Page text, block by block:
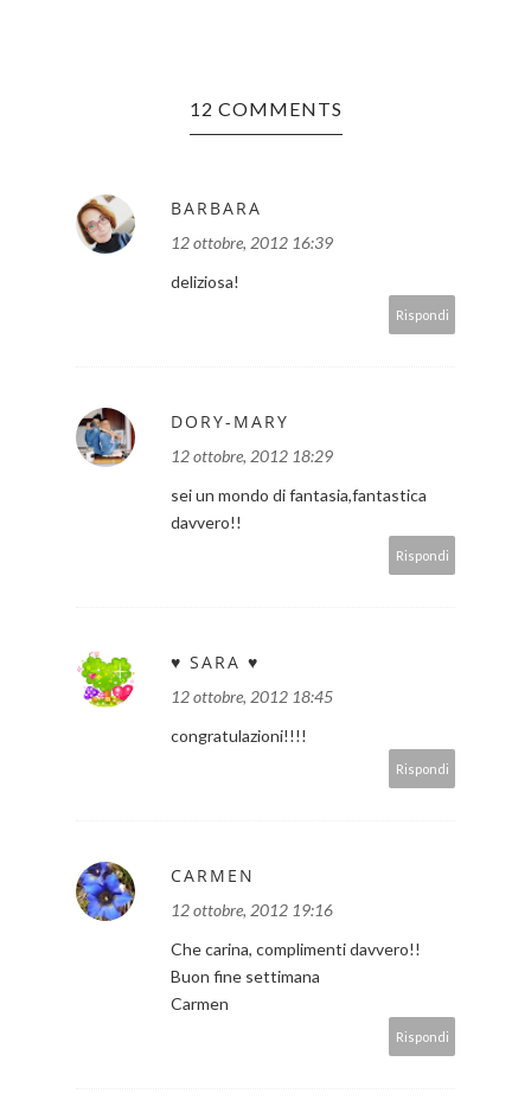
12 COMMENTS
BARBARA
12 ottobre, 2012 16:39
deliziosa!
Rispondi
DORY-MARY
12 ottobre, 2012 18:29
sei un mondo di fantasia,fantastica
davvero!!
Rispondi
♥ SARA ♥
12 ottobre, 2012 18:45
congratulazioni!!!!
Rispondi
CARMEN
12 ottobre, 2012 19:16
Che carina, complimenti davvero!!
Buon fine settimana
Carmen
Rispondi